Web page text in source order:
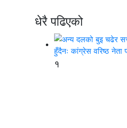
धेरै पढिएको
१